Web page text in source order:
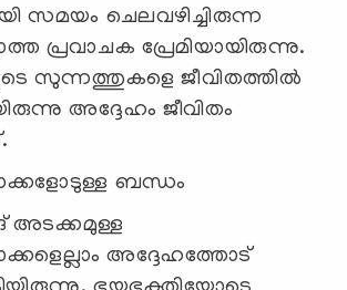
സമയം ചെലവഴിച്ചിരുന്ന
പ്രവാചക പ്രേമിയായിരുന്നു.
സുന്നത്തുകളെ ജീവിതത്തിൽ
അദ്ദേഹം ജീവിതം
ബന്ധം
അടക്കമുള്ള
അദ്ദേഹത്തോട്